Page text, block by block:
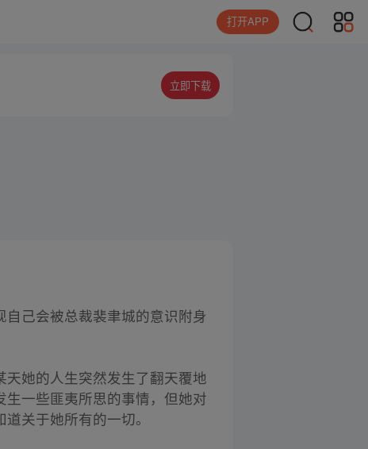
打开APP
立即下载
己会被总裁裴聿城的意识附身
她的人生突然发生了翻天覆地
一些匪夷所思的事情，但她对
关于她所有的一切。